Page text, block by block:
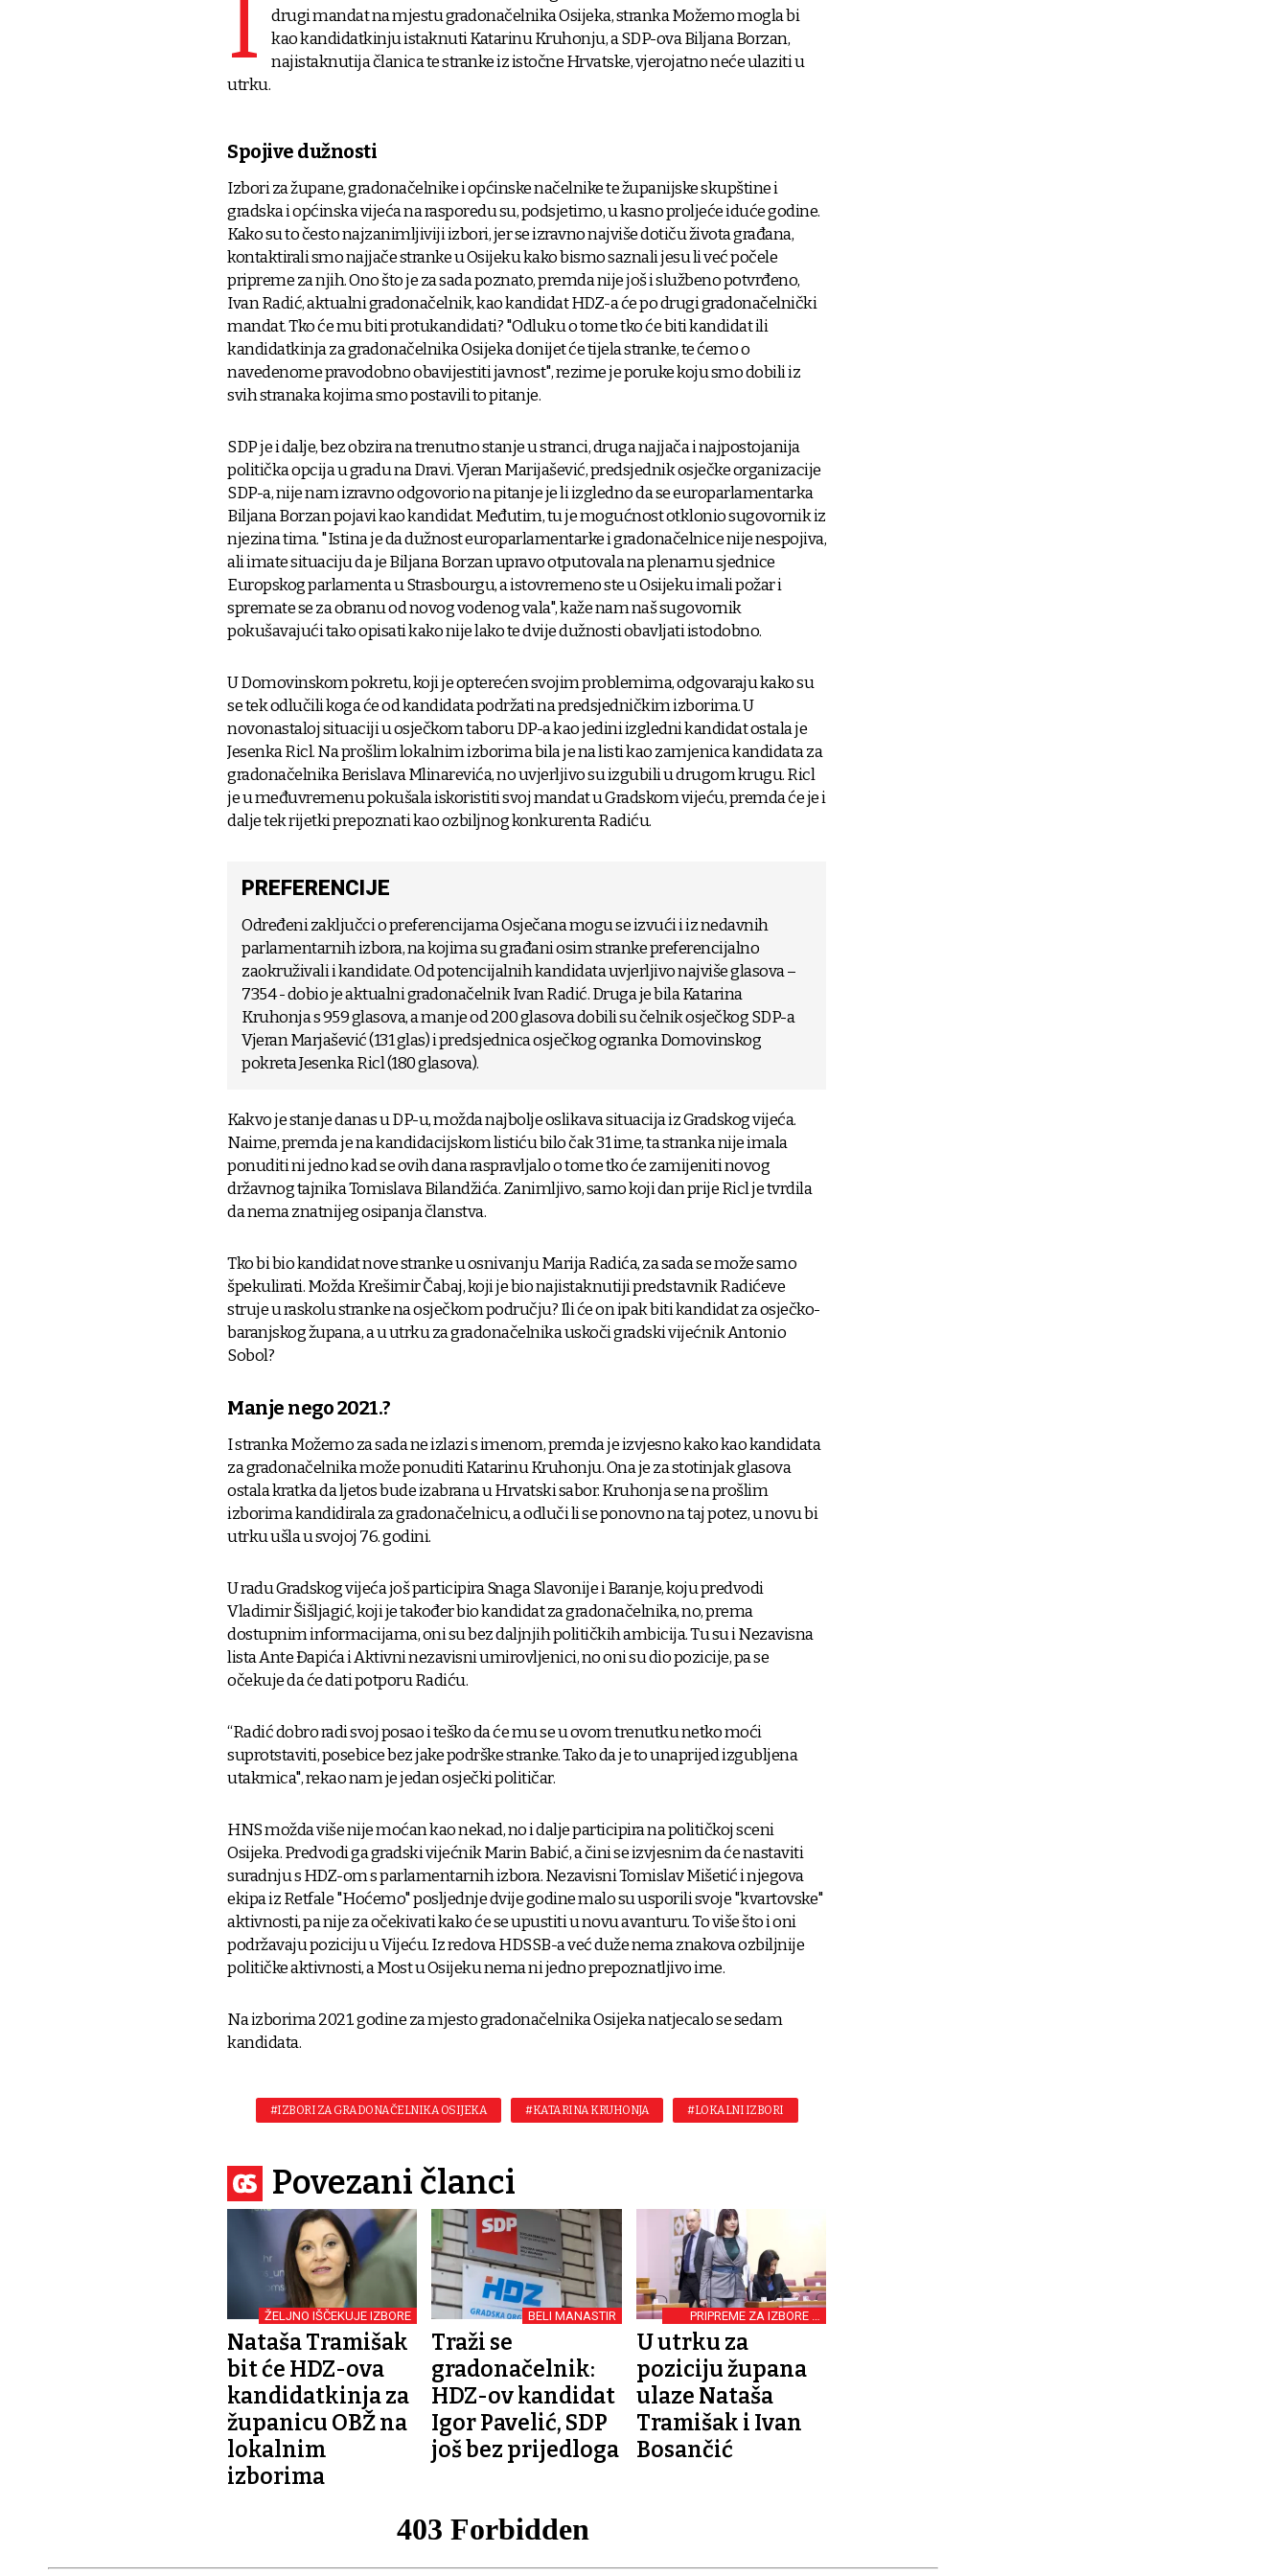
I
drugi mandat na mjestu gradonačelnika Osijeka, stranka Možemo mogla bi
kao kandidatkinju istaknuti Katarinu Kruhonju, a SDP-ova Biljana Borzan,
najistaknutija članica te stranke iz istočne Hrvatske, vjerojatno neće ulaziti u
utrku.
Spojive dužnosti
Izbori za župane, gradonačelnike i općinske načelnike te županijske skupštine i
gradska i općinska vijeća na rasporedu su, podsjetimo, u kasno proljeće iduće godine.
Kako su to često najzanimljiviji izbori, jer se izravno najviše dotiču života građana,
kontaktirali smo najjače stranke u Osijeku kako bismo saznali jesu li već počele
pripreme za njih. Ono što je za sada poznato, premda nije još i službeno potvrđeno,
Ivan Radić, aktualni gradonačelnik, kao kandidat HDZ-a će po drugi gradonačelnički
mandat. Tko će mu biti protukandidati? "Odluku o tome tko će biti kandidat ili
kandidatkinja za gradonačelnika Osijeka donijet će tijela stranke, te ćemo o
navedenome pravodobno obavijestiti javnost", rezime je poruke koju smo dobili iz
svih stranaka kojima smo postavili to pitanje.
SDP je i dalje, bez obzira na trenutno stanje u stranci, druga najjača i najpostojanija
politička opcija u gradu na Dravi. Vjeran Marijašević, predsjednik osječke organizacije
SDP-a, nije nam izravno odgovorio na pitanje je li izgledno da se europarlamentarka
Biljana Borzan pojavi kao kandidat. Međutim, tu je mogućnost otklonio sugovornik iz
njezina tima. "Istina je da dužnost europarlamentarke i gradonačelnice nije nespojiva,
ali imate situaciju da je Biljana Borzan upravo otputovala na plenarnu sjednice
Europskog parlamenta u Strasbourgu, a istovremeno ste u Osijeku imali požar i
spremate se za obranu od novog vodenog vala", kaže nam naš sugovornik
pokušavajući tako opisati kako nije lako te dvije dužnosti obavljati istodobno.
U Domovinskom pokretu, koji je opterećen svojim problemima, odgovaraju kako su
se tek odlučili koga će od kandidata podržati na predsjedničkim izborima. U
novonastaloj situaciji u osječkom taboru DP-a kao jedini izgledni kandidat ostala je
Jesenka Ricl. Na prošlim lokalnim izborima bila je na listi kao zamjenica kandidata za
gradonačelnika Berislava Mlinarevića, no uvjerljivo su izgubili u drugom krugu. Ricl
je u međuvremenu pokušala iskoristiti svoj mandat u Gradskom vijeću, premda će je i
dalje tek rijetki prepoznati kao ozbiljnog konkurenta Radiću.
PREFERENCIJE
Određeni zaključci o preferencijama Osječana mogu se izvući i iz nedavnih
parlamentarnih izbora, na kojima su građani osim stranke preferencijalno
zaokruživali i kandidate. Od potencijalnih kandidata uvjerljivo najviše glasova –
7354 - dobio je aktualni gradonačelnik Ivan Radić. Druga je bila Katarina
Kruhonja s 959 glasova, a manje od 200 glasova dobili su čelnik osječkog SDP-a
Vjeran Marjašević (131 glas) i predsjednica osječkog ogranka Domovinskog
pokreta Jesenka Ricl (180 glasova).
Kakvo je stanje danas u DP-u, možda najbolje oslikava situacija iz Gradskog vijeća.
Naime, premda je na kandidacijskom listiću bilo čak 31 ime, ta stranka nije imala
ponuditi ni jedno kad se ovih dana raspravljalo o tome tko će zamijeniti novog
državnog tajnika Tomislava Bilandžića. Zanimljivo, samo koji dan prije Ricl je tvrdila
da nema znatnijeg osipanja članstva.
Tko bi bio kandidat nove stranke u osnivanju Marija Radića, za sada se može samo
špekulirati. Možda Krešimir Čabaj, koji je bio najistaknutiji predstavnik Radićeve
struje u raskolu stranke na osječkom području? Ili će on ipak biti kandidat za osječko-
baranjskog župana, a u utrku za gradonačelnika uskoči gradski vijećnik Antonio
Sobol?
Manje nego 2021.?
I stranka Možemo za sada ne izlazi s imenom, premda je izvjesno kako kao kandidata
za gradonačelnika može ponuditi Katarinu Kruhonju. Ona je za stotinjak glasova
ostala kratka da ljetos bude izabrana u Hrvatski sabor. Kruhonja se na prošlim
izborima kandidirala za gradonačelnicu, a odluči li se ponovno na taj potez, u novu bi
utrku ušla u svojoj 76. godini.
U radu Gradskog vijeća još participira Snaga Slavonije i Baranje, koju predvodi
Vladimir Šišljagić, koji je također bio kandidat za gradonačelnika, no, prema
dostupnim informacijama, oni su bez daljnjih političkih ambicija. Tu su i Nezavisna
lista Ante Đapića i Aktivni nezavisni umirovljenici, no oni su dio pozicije, pa se
očekuje da će dati potporu Radiću.
“Radić dobro radi svoj posao i teško da će mu se u ovom trenutku netko moći
suprotstaviti, posebice bez jake podrške stranke. Tako da je to unaprijed izgubljena
utakmica", rekao nam je jedan osječki političar.
HNS možda više nije moćan kao nekad, no i dalje participira na političkoj sceni
Osijeka. Predvodi ga gradski vijećnik Marin Babić, a čini se izvjesnim da će nastaviti
suradnju s HDZ-om s parlamentarnih izbora. Nezavisni Tomislav Mišetić i njegova
ekipa iz Retfale "Hoćemo" posljednje dvije godine malo su usporili svoje "kvartovske"
aktivnosti, pa nije za očekivati kako će se upustiti u novu avanturu. To više što i oni
podržavaju poziciju u Vijeću. Iz redova HDSSB-a već duže nema znakova ozbiljnije
političke aktivnosti, a Most u Osijeku nema ni jedno prepoznatljivo ime.
Na izborima 2021. godine za mjesto gradonačelnika Osijeka natjecalo se sedam
kandidata.
#IZBORI ZA GRADONAČELNIKA OSIJEKA #KATARINA KRUHONJA #LOKALNI IZBORI
Povezani članci
ŽELJNO IŠČEKUJE IZBORE
Nataša Tramišak
bit će HDZ-ova
kandidatkinja za
županicu OBŽ na
lokalnim
izborima
BELI MANASTIR
Traži se
gradonačelnik:
HDZ-ov kandidat
Igor Pavelić, SDP
još bez prijedloga
PRIPREME ZA IZBORE U
SLAVONIJI I BARANJI
U utrku za
poziciju župana
ulaze Nataša
Tramišak i Ivan
Bosančić